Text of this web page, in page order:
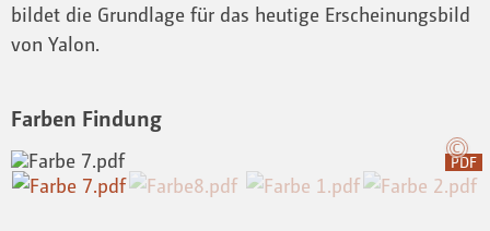
bildet die Grundlage für das heutige Erscheinungsbild
von Yalon.
Farben Findung
PDF